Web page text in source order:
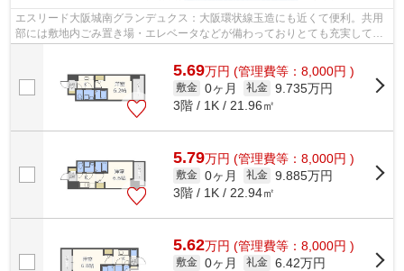
エスリード大阪城南グランデュクス：大阪環状線玉造にも近くて便利。共用
部には敷地内ごみ置き場・エレベータなどが備わっておりとても充実してい
5.69万円 (管理費等：8,000円 )
敷金 0ヶ月 礼金 9.735万円
3階 / 1K / 21.96㎡
5.79万円 (管理費等：8,000円 )
敷金 0ヶ月 礼金 9.885万円
3階 / 1K / 22.94㎡
5.62万円 (管理費等：8,000円 )
敷金 0ヶ月 礼金 6.42万円